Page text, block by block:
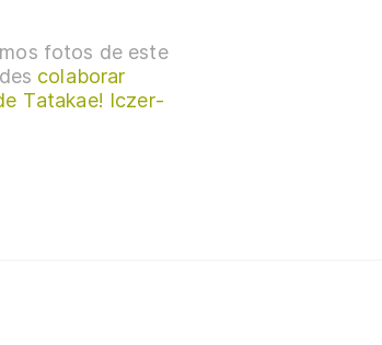
fotos de este
colaborar
Tatakae! Iczer-